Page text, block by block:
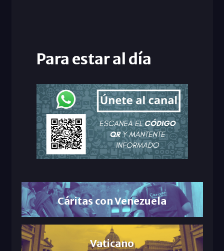
Para estar al día
Cáritas con Venezuela
Vaticano